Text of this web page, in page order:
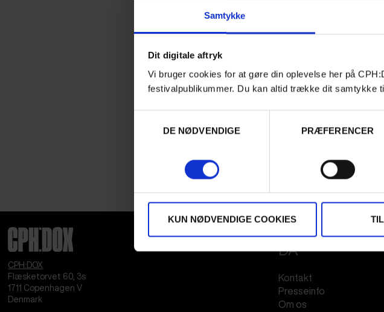
Samtykke
Dit digitale aftryk
Vi bruger cookies for at gøre din oplevelse her på
festivalpublikummer. Du kan altid trække dit samtykke
DE NØDVENDIGE
PRÆFERENCER
KUN NØDVENDIGE COOKIES
CPH:DOX
Flæsketorvet 60, 3s
1711 Copenhagen V
Denmark
FESTIVAL 2026
DA
Kontakt
Presseinfo
Om os